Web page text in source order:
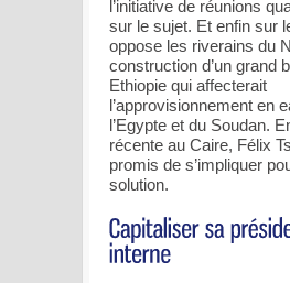
l’initiative de réunions
sur le sujet. Et enfin sur
oppose les riverains du
construction d’un grand
Ethiopie qui affecterait
l’approvisionnement en
l’Egypte et du Soudan.
récente au Caire, Félix
promis de s’impliquer
solution.